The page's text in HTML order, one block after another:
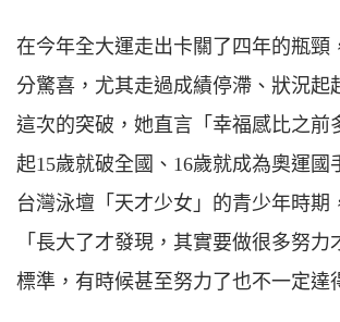
在今年全大運走出卡關了四年的瓶頸
分驚喜，尤其走過成績停滯、狀況起
這次的突破，她直言「幸福感比之前
起15歲就破全國、16歲就成為奧運國
台灣泳壇「天才少女」的青少年時期
「長大了才發現，其實要做很多努力
標準，有時候甚至努力了也不一定達